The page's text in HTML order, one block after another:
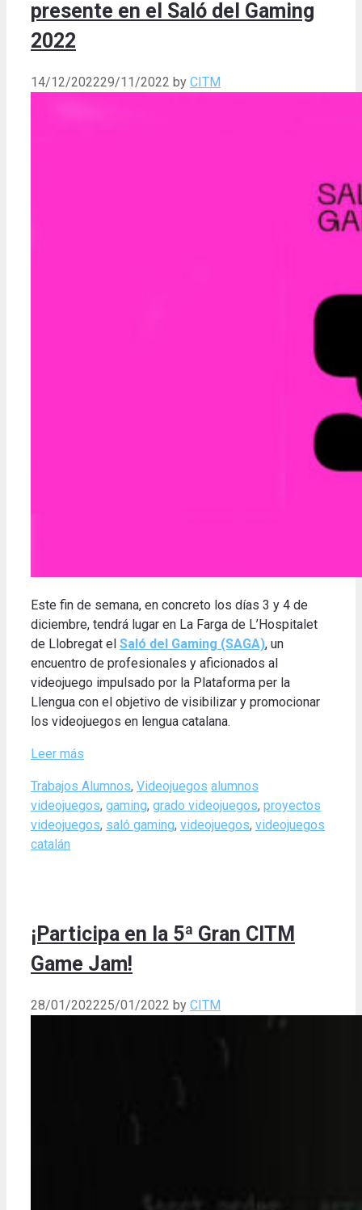
presente en el Saló del Gaming
2022
14/12/202229/11/2022 by CITM
Este fin de semana, en concreto los días 3 y 4 de
diciembre, tendrá lugar en La Farga de L’Hospitalet
de Llobregat el Saló del Gaming (SAGA), un
encuentro de profesionales y aficionados al
videojuego impulsado por la Plataforma per la
Llengua con el objetivo de visibilizar y promocionar
los videojuegos en lengua catalana.
Leer más
Categories
Trabajos Alumnos, Videojuegos Tags
alumnos
videojuegos, gaming, grado videojuegos, proyectos
videojuegos, saló gaming, videojuegos, videojuegos
catalán
¡Participa en la 5ª Gran CITM
Game Jam!
28/01/202225/01/2022 by CITM